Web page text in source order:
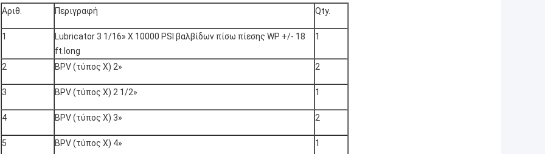
Αριθ.
Περιγραφή Qty.
1
Lubricator 3 1/16» Χ 10000 PSI βαλβίδων πίσω πίεσης WP +/- 18
ft.long
1
2 BPV (τύπος Χ) 2» 2
3 BPV (τύπος Χ) 2 1/2» 1
4 BPV (τύπος Χ) 3» 2
5 BPV (τύπος Χ) 4» 1